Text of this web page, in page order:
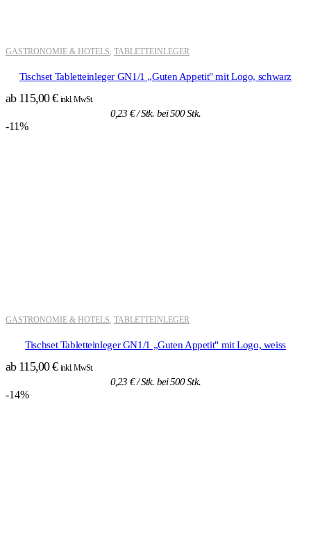
GASTRONOMIE & HOTELS TABLETTEINLEGER
Tischset Tabletteinleger GN1/1 „Guten Appetit" mit Logo, schwarz
ab 115,00€ inkl. MwSt.
0,23 €/ Stk. bei 500 Stk.
-11%
GASTRONOMIE & HOTELS TABLETTEINLEGER
Tischset Tabletteinleger GN1/1 „Guten Appetit" mit Logo, weiss
ab 115,00€ inkl. MwSt.
0,23 €/ Stk. bei 500 Stk.
-14%